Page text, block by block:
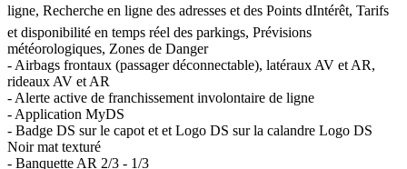
ligne, Recherche en ligne des adresses et des Points dIntérêt, Tarifs
et disponibilité en temps réel des parkings, Prévisions
météorologiques, Zones de Danger
- Airbags frontaux (passager déconnectable), latéraux AV et AR,
rideaux AV et AR
- Alerte active de franchissement involontaire de ligne
- Application MyDS
- Badge DS sur le capot et et Logo DS sur la calandre Logo DS
Noir mat texturé
- Banquette AR 2/3 - 1/3